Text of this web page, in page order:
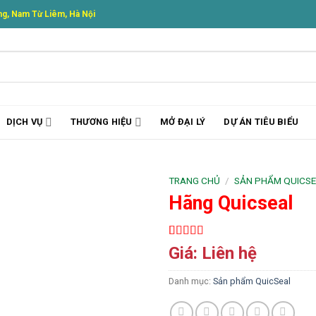
Nam Từ Liêm, Hà Nội
DỊCH VỤ THƯƠNG HIỆU MỞ ĐẠI LÝ DỰ ÁN TIÊU BIỂU
TRANG CHỦ / SẢN PHẨM
Hãng Quicseal
5.00trên 5
dựa trên
1
đánh giá
Giá: Liên hệ
Danh mục: Sản phẩm QuicSeal